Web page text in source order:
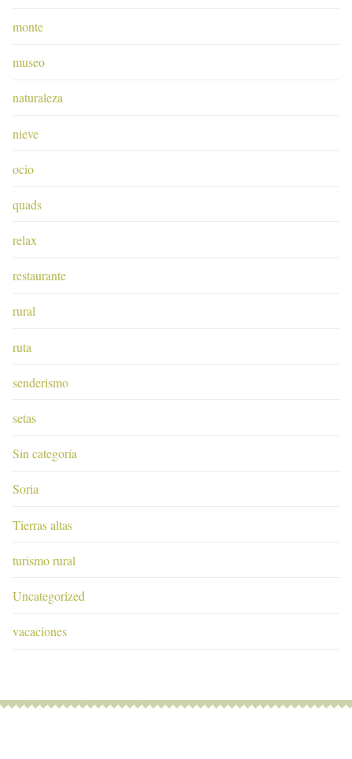
monte
museo
naturaleza
nieve
ocio
quads
relax
restaurante
rural
ruta
senderismo
setas
Sin categoría
Soria
Tierras altas
turismo rural
Uncategorized
vacaciones